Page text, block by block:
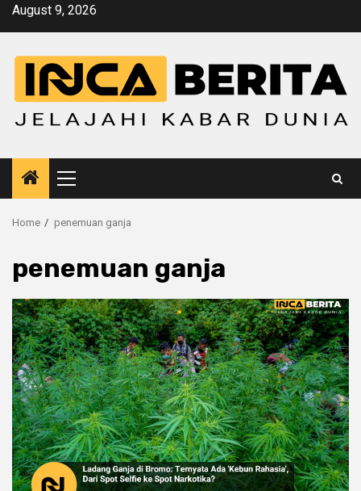
SkipAugust 9, 2026
Primary
Menu
Home penemuan ganja
penemuan ganja